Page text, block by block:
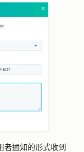
者通知的形式收到